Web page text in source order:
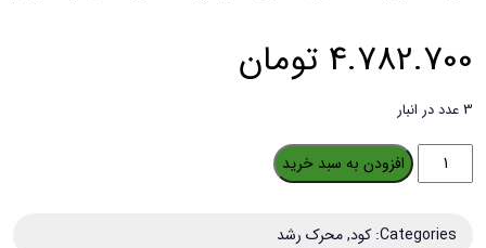
4.782.700 تومان
3 عدد در انبار
امکس
افزودن به سبد خرید
Categories: کود,محرک رشد